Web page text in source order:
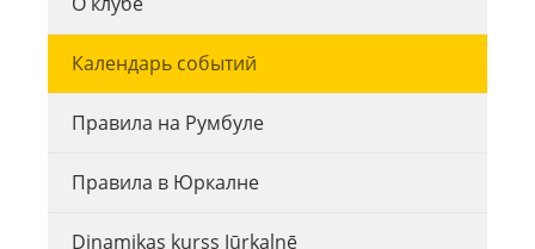
Календарь событий
Правила на Румбуле
Правила в Юркалне
Dinamikas kurss Jūrkalnē